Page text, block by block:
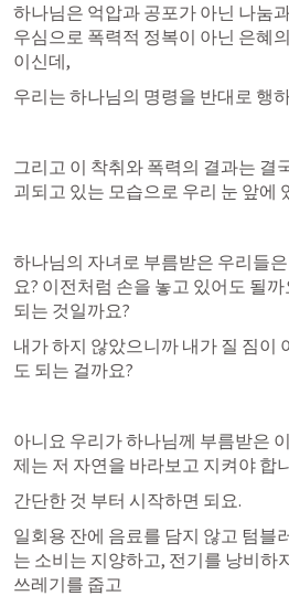
하나님은 억압과 공포가 아닌 나눔
우심으로 폭력적 정복이 아닌 은혜
이신데,
우리는 하나님의 명령을 반대로 행
그리고 이 착취와 폭력의 결과는 결
괴되고 있는 모습으로 우리 눈 앞에
하나님의 자녀로 부름받은 우리들
요? 이전처럼 손을 놓고 있어도 될
되는 것일까요?
내가 하지 않았으니까 내가 질 짐이
도 되는 걸까요?
아니요 우리가 하나님께 부름받은
제는 저 자연을 바라보고 지켜야 합
간단한 것 부터 시작하면 되요.
일회용 잔에 음료를 담지 않고 텀블
는 소비는 지양하고, 전기를 낭비하
쓰레기를 줍고